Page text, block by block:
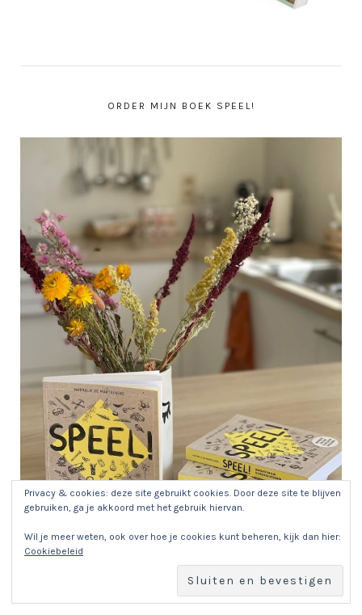
ORDER MIJN BOEK SPEEL!
Privacy & cookies: deze site gebruikt cookies. Door deze site te blijven
gebruiken, ga je akkoord met het gebruik hiervan.
Wil je meer weten, ook over hoe je cookies kunt beheren, kijk dan hier:
Cookiebeleid